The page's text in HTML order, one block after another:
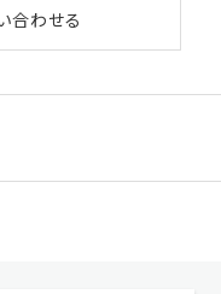
合わせる